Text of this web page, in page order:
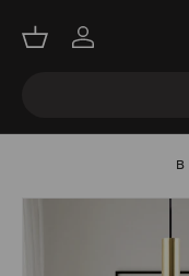
דילוג
התחברות
סל